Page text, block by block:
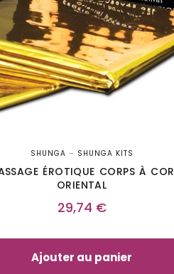
SHUNGA – SHUNGA KITS
ÉROTIQUE CORPS À
ORIENTAL
29,74 €
Ajouter au panier